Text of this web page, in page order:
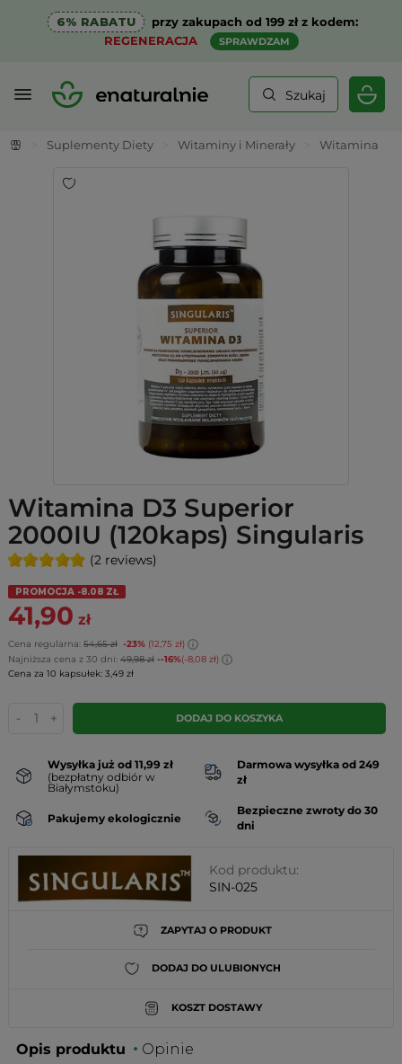
6% RABATU
przy zakupach od 199 zł z kodem:
REGENERACJA
SPRAWDZAM
Szukaj
Suplementy Diety Witaminy i Minerały Witamina K2
Witamina D3 Superior
2000IU (120kaps) Singularis
(2 reviews)
PROMOCJA -8.08 ZŁ
41,90 zł
Cena regularna: 54,65 zł -23% (12,75 zł)
Najniższa cena z 30 dni: 49,98 zł --16%(-8,08 zł)
Cena za 10 kapsułek: 3,49 zł
- + DODAJ DO KOSZYKA
Wysyłka już od 11,99 zł
(bezpłatny odbiór w
Białymstoku)
Darmowa wysyłka od 249
zł
Pakujemy ekologicznie
Bezpieczne zwroty do 30
dni
Kod produktu:
SIN-025
ZAPYTAJ O PRODUKT
DODAJ DO ULUBIONYCH
KOSZT DOSTAWY
Opis produktu Opinie